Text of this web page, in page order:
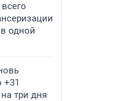
одной
+31
три дня